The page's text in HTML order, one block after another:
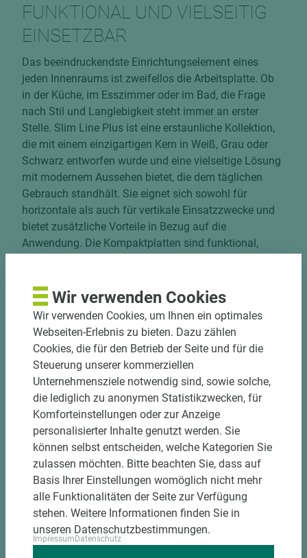
FUNKTIONAL UND VIELSEITIG
EINSETZBAR
Das beeindruckendste Einrichtungselement eines
jeden Innenraums ist zweifellos die Arbeitsplatte. Ob
in der Küche, im Esszimmer oder im Bad, die Frage
nach Stil und Langlebigkeit steht immer an erster
Stelle. Slim Line Plus ist eine erstaunliche Kollektion,
die mit einem einzigartigen Kern in Weiß, Grau oder
Schwarz entworfen wurde und eine vielseitige Lösung
mit modernem Aussehen bietet, die dem täglichen
Gebrauch standhält. Sie eignet sich sowohl für
horizontale als auch für vertikale Einsatzzwecke und
bietet zusätzliche Vorteile in Bezug auf die
Anwendung. Die Kompaktplatten sind funktional,
feuchtigkeitsabweisend.
Eigenschaften und
Anwendungsgebiete
Schmutzabweisend
Pflegeleicht
Hygienisch
Hitzebeständig
Wasserabweisend
Belastungsfähig
Einsetzbar für Möbeloberseiten und
Küchenoberflächen
Wir verwenden Cookies
Wir verwenden Cookies, um Ihnen ein optimales
Webseiten-Erlebnis zu bieten. Dazu zählen
Cookies, die für den Betrieb der Seite und für die
Steuerung unserer kommerziellen
Unternehmensziele notwendig sind, sowie solche,
die lediglich zu anonymen Statistikzwecken, für
Komforteinstellungen oder zur Anzeige
personalisierter Inhalte genutzt werden. Sie
können selbst entscheiden, welche Kategorien Sie
zulassen möchten. Bitte beachten Sie, dass auf
Basis Ihrer Einstellungen womöglich nicht mehr
alle Funktionalitäten der Seite zur Verfügung
stehen. Weitere Informationen finden Sie in
unseren Datenschutzbestimmungen.
ImpressumDatenschutz